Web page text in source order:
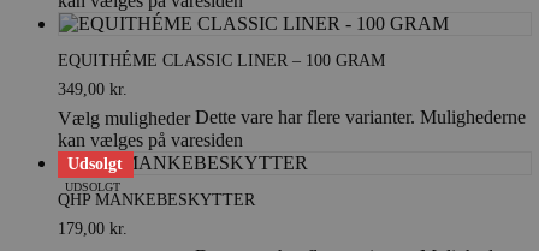
EQUITHÉME CLASSIC LINER – 100 GRAM
349,00 kr.
Vælg muligheder Dette vare har flere varianter. Mulighederne
kan vælges på varesiden
Udsolgt
UDSOLGT
QHP MANKEBESKYTTER
179,00 kr.